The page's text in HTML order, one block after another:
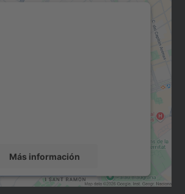
Más información
Aceptar